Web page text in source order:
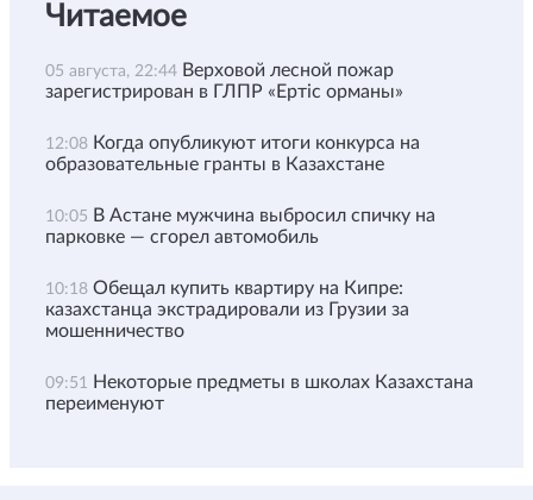
Читаемое
05 августа, 22:44 Верховой лесной пожар
зарегистрирован в ГЛПР «Ертіс орманы»
12:08 Когда опубликуют итоги конкурса на
образовательные гранты в Казахстане
10:05 В Астане мужчина выбросил спичку на
парковке — сгорел автомобиль
10:18 Обещал купить квартиру на Кипре:
казахстанца экстрадировали из Грузии за
мошенничество
09:51 Некоторые предметы в школах Казахстана
переименуют